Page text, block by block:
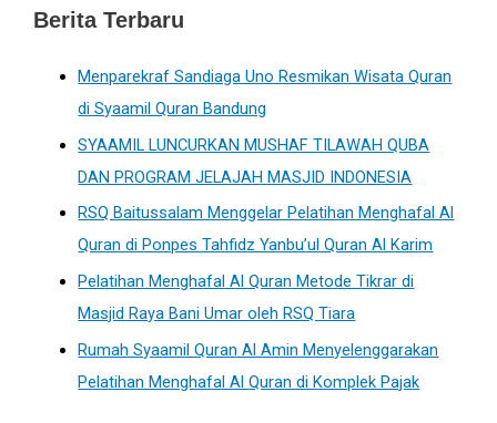
Berita Terbaru
Menparekraf Sandiaga Uno Resmikan Wisata Quran
di Syaamil Quran Bandung
SYAAMIL LUNCURKAN MUSHAF TILAWAH QUBA
DAN PROGRAM JELAJAH MASJID INDONESIA
RSQ Baitussalam Menggelar Pelatihan Menghafal Al
Quran di Ponpes Tahfidz Yanbu’ul Quran Al Karim
Pelatihan Menghafal Al Quran Metode Tikrar di
Masjid Raya Bani Umar oleh RSQ Tiara
Rumah Syaamil Quran Al Amin Menyelenggarakan
Pelatihan Menghafal Al Quran di Komplek Pajak